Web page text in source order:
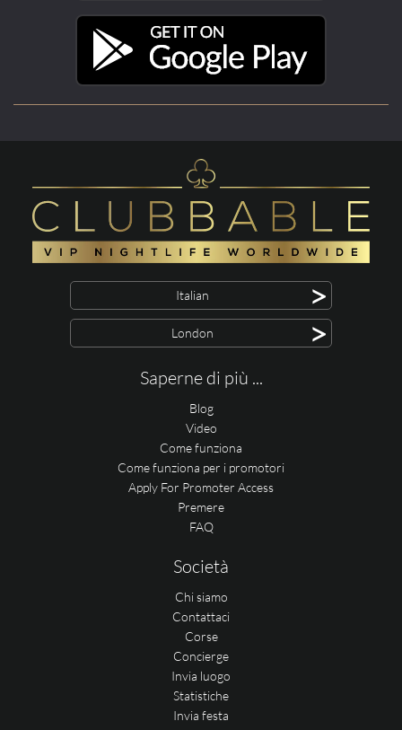
Italian >
London >
Saperne di più ...
Blog
Video
Come funziona
Come funziona per i promotori
Apply For Promoter Access
Premere
FAQ
Società
Chi siamo
Contattaci
Corse
Concierge
Invia luogo
Statistiche
Invia festa